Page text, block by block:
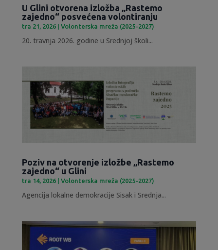
U Glini otvorena izložba „Rastemo
zajedno“ posvećena volontiranju
tra 21, 2026| Volonterska mreža (2025-2027)
20. travnja 2026. godine u Srednjoj školi...
Poziv na otvorenje izložbe „Rastemo
zajedno“ u Glini
tra 14, 2026| Volonterska mreža (2025-2027)
Agencija lokalne demokracije Sisak i Srednja...